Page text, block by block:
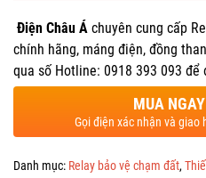
Điện Châu Á chuyên cung cấp
chính hãng, máng điện, đồng
qua số Hotline: 0918 393 093 để
MUA NGAY
Gọi điện xác nhận và giao
Danh mục: Relay bảo vệ chạm đất,